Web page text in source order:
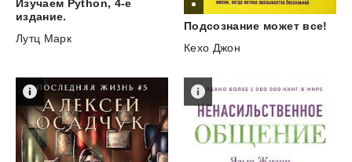
Изучаем Python, 4-е
издание.
Лутц Марк
Подсознание может все!
Кехо Джон